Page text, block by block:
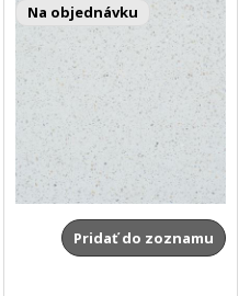
Na objednávku
Pridať do zoznamu